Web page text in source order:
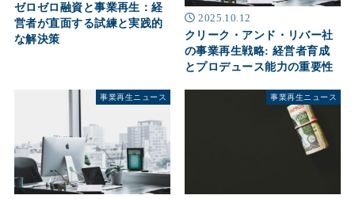
ゼロゼロ融資と事業再生：経
営者が直面する試練と実践的
な解決策
2025.10.12
クリーク・アンド・リバー社
の事業再生戦略: 経営者育成
とプロデュース能力の重要性
事業再生ニュース 事業再生ニュース